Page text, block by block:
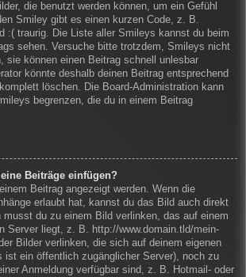
die benutzt werden können, um ein Gefühl
Smiley gibt es einen kurzen Code, z. B.
:( traurig. Die Liste aller Smileys kannst du beim
sehen. Versuche bitte trotzdem, Smileys nicht
sie können einen Beitrag schnell unlesbar
könnte deshalb deinen Beitrag entsprechend
löschen. Die Board-Administration kann
begrenzen, die du in einem Beitrag
Beiträge einfügen?
Beitrag angezeigt werden. Wenn die
erlaubt hat, kannst du das Bild auch direkt
musst du zu einem Bild verlinken, das auf einem
Server liegt, z. B. http://www.domain.tld/mein-
Bilder verlinken, die sich auf deinem eigenen
ist ein öffentlich zugänglicher Server), noch zu
Anmeldung verfügbar sind, z. B. Hotmail- oder